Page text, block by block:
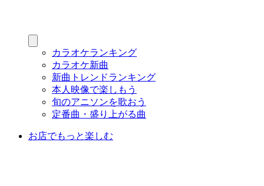
カラオケランキング
カラオケ新曲
新曲トレンドランキング
本人映像で楽しもう
旬のアニソンを歌おう
定番曲・盛り上がる曲
お店でもっと楽しむ